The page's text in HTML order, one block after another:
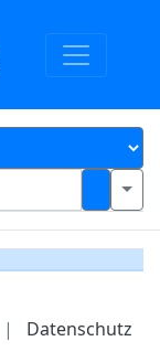
| Datenschutz